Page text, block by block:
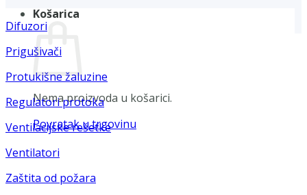
Košarica
Nema proizvoda u košarici.
Povratak u trgovinu
Difuzori
Prigušivači
Protukišne žaluzine
Regulatori protoka
Ventilacijske rešetke
Ventilatori
Zaštita od požara